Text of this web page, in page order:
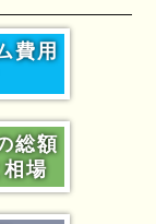
費用
総額
場